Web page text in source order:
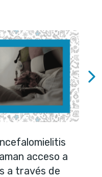
acceso a
a través de